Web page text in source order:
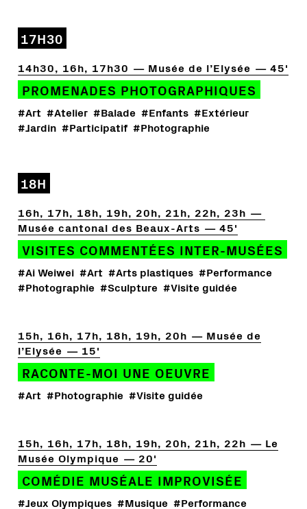
17H30
14h30, 16h, 17h30 Musée de l’Elysée 45'
PROMENADES PHOTOGRAPHIQUES
#Art #Atelier #Balade #Enfants #Extérieur
#Jardin #Participatif #Photographie
18H
16h, 17h, 18h, 19h, 20h, 21h, 22h, 23h
Musée cantonal des Beaux-Arts
45'
VISITES COMMENTÉES INTER-MUSÉES
#Ai Weiwei #Art #Arts plastiques #Performance
#Photographie #Sculpture #Visite guidée
15h, 16h, 17h, 18h, 19h, 20h
Musée de
l’Elysée
15'
RACONTE-MOI UNE OEUVRE
#Art #Photographie #Visite guidée
15h, 16h, 17h, 18h, 19h, 20h, 21h, 22h
Le
Musée Olympique
20'
COMÉDIE MUSÉALE IMPROVISÉE
#Jeux Olympiques #Musique #Performance